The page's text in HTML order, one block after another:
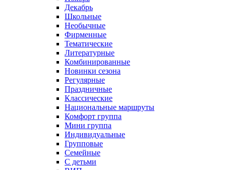
Декабрь
Школьные
Необычные
Фирменные
Тематические
Литературные
Комбинированные
Новинки сезона
Регулярные
Праздничные
Классические
Национальные маршруты
Комфорт группа
Мини группа
Индивидуальные
Групповые
Семейные
С детьми